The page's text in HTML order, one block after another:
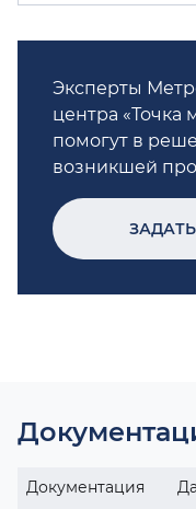
Эксперты
центра «Точка
помогут в
возникшей
Документация